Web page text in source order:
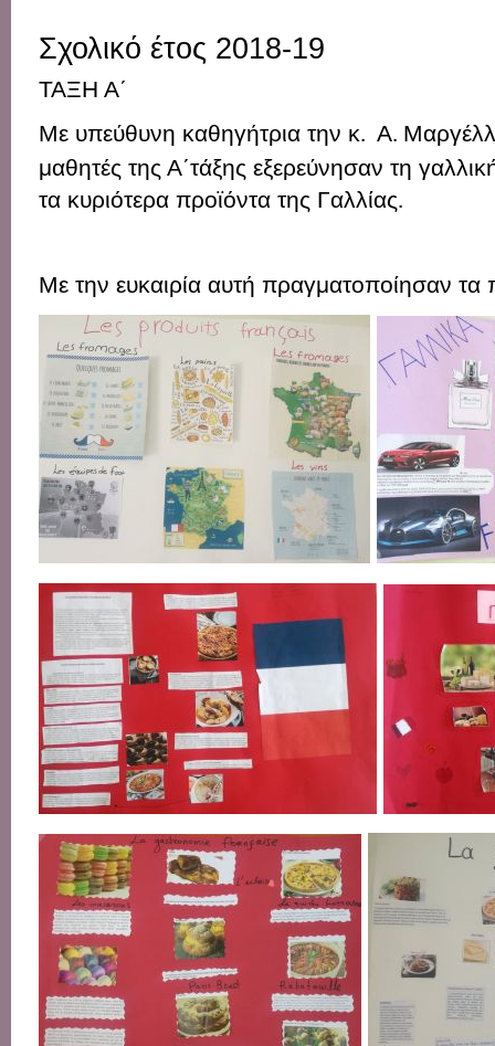
Σχολικό έτος 2018-19
ΤΑΞΗ Α΄
Με υπεύθυνη καθηγήτρια την κ. Α.
μαθητές της Α΄τάξης εξερεύνησαν τη
τα κυριότερα προϊόντα της Γαλλίας.
Με την ευκαιρία αυτή πραγματοποίησαν